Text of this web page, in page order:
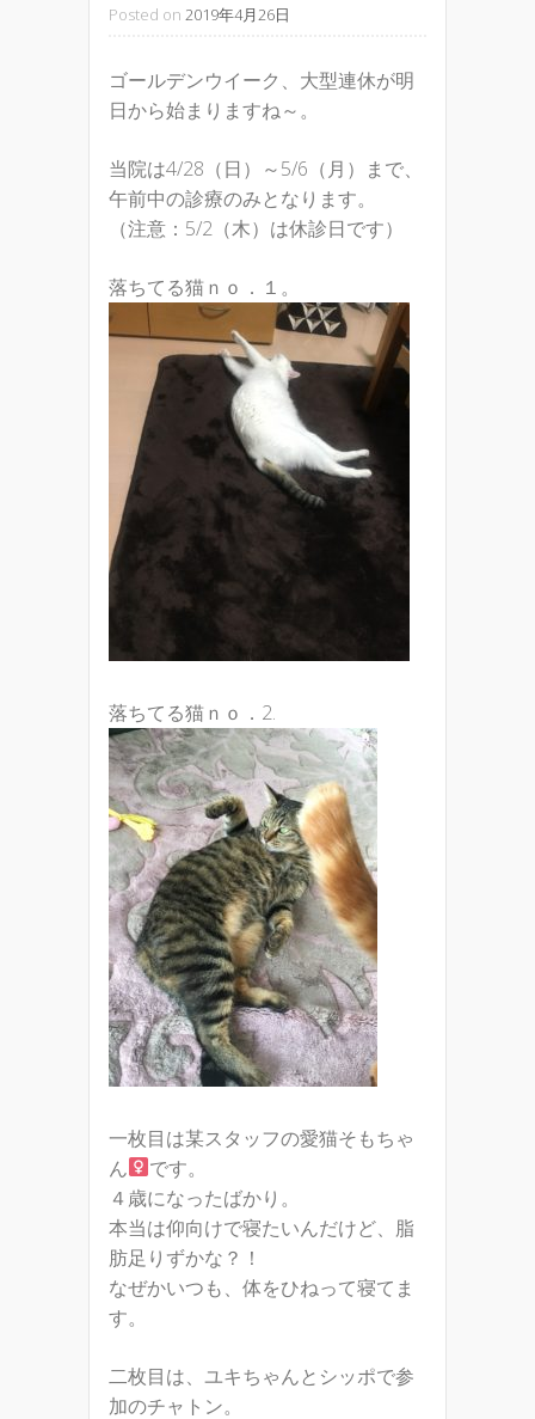
Posted on 2019年4月26日
ゴールデンウイーク、大型連休が明
日から始まりますね～。
当院は4/28（日）～5/6（月）まで、
午前中の診療のみとなります。
（注意：5/2（木）は休診日です）
落ちてる猫ｎｏ．１。
落ちてる猫ｎｏ．2.
一枚目は某スタッフの愛猫そもちゃ
ん
です。
４歳になったばかり。
本当は仰向けで寝たいんだけど、脂
肪足りずかな？！
なぜかいつも、体をひねって寝てま
す。
二枚目は、ユキちゃんとシッポで参
加のチャトン。